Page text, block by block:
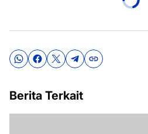
Berita Terkait